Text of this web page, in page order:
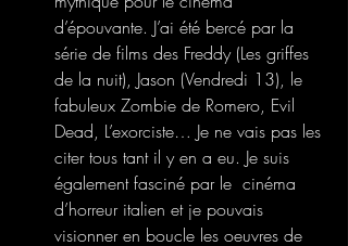
d’épouvante. J’ai été bercé par la
série de films des Freddy (Les griffes
de la nuit), Jason (Vendredi 13), le
fabuleux Zombie de Romero, Evil
Dead, L’exorciste… Je ne vais pas les
citer tous tant il y en a eu. Je suis
également fasciné par le  cinéma
d’horreur italien et je pouvais
visionner en boucle les oeuvres de